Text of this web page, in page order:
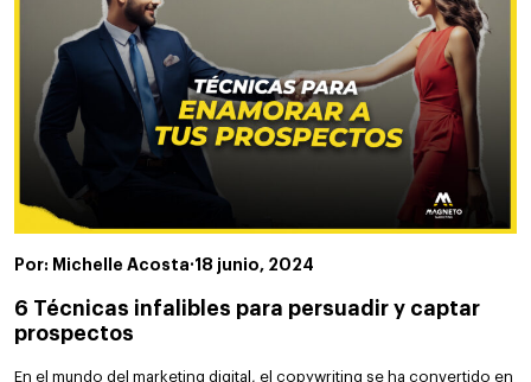
Por: Michelle Acosta·18 junio, 2024
6 Técnicas infalibles para persuadir y captar
prospectos
En el mundo del marketing digital, el copywriting se ha convertido en